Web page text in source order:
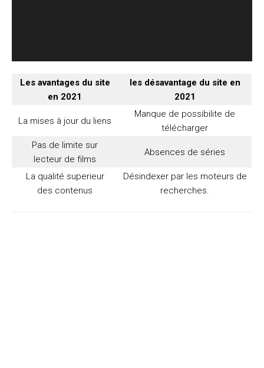
Les avantages du site
en 2021
les désavantage du site en
2021
La mises à jour du liens
Manque de possibilite de
télécharger
Pas de limite sur
lecteur de films
Absences de séries
La qualité superieur
des contenus
Désindexer par les moteurs de
recherches.